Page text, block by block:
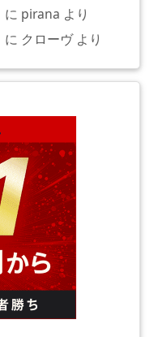
に pirana より
に クローヴより